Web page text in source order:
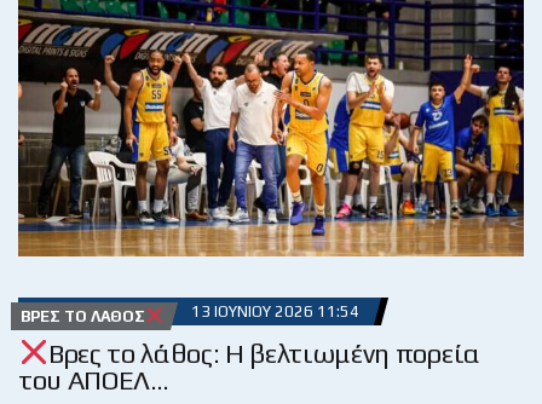
ΒΡΕΣ ΤΟ ΛΆΘΟΣ 13 ΙΟΥΝΊΟΥ 2026 11:54
Βρες το λάθος: Η βελτιωμένη πορεία
του ΑΠΟΕΛ…